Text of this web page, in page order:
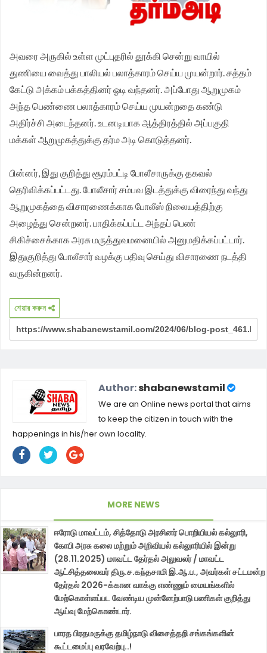
சங்க மாநில தலைவர் வேலுச்சாமி வேண்டுகோள்.
அவரை அருகில் உள்ள முட்புதரில் தூக்கி சென்று வாயில்
துணியை வைத்து பாலியல் பலாத்காரம் செய்ய முயன்றார். சத்தம்
கேட்டு அக்கம் பக்கத்தினர் ஓடி வந்தனர். அப்போது ஆறுமுகம்
அந்த பெண்ணை பலாத்காரம் செய்ய முயன்றதை கண்டு
அதிர்ச்சி அடைந்தனர். உடனடியாக ஆத்திரத்தில் அப்பகுதி
மக்கள் ஆறுமுகத்துக்கு தர்ம அடி கொடுத்தனர்.
பின்னர், இது குறித்து சூரம்பட்டி போலீசாருக்கு தகவல்
தெரிவிக்கப்பட்டது. போலீசார் சம்பவ இடத்துக்கு விரைந்து வந்து
ஆறுமுகத்தை விசாரணைக்காக போலீஸ் நிலையத்திற்கு
அழைத்து சென்றனர். பாதிக்கப்பட்ட அந்தப் பெண்
சிகிச்சைக்காக அரசு மருத்துவமனையில் அனுமதிக்கப்பட்டார்.
இதுகுறித்து போலீசார் வழக்கு பதிவு செய்து விசாரணை நடத்தி
வருகின்றனர்.
শেয়ার করুন
Author:shabanewstamil
We are an Online news portal that aims
to keep the citizen in touch with the
happenings in his/her own locality.
MORE NEWS
ஈரோடு மாவட்டம், சித்தோடு அரசினர் பொறியியல் கல்லுாரி,
கோபி அரசு கலை மற்றும் அறிவியல் கல்லுாரியில் இன்று
(28.11.2025) மாவட்ட தேர்தல் அலுவலர் / மாவட்ட
ஆட்சித்தலைவர் திரு.ச.கந்தசாமி இ.ஆ.ப., அவர்கள் சட்டமன்ற
தேர்தல் 2026-க்கான வாக்கு எண்ணும் மையங்களில்
மேற்கொள்ளப்பட வேண்டிய முன்னேற்பாடு பணிகள் குறித்து
ஆய்வு மேற்கொண்டார்.
பாரத பிரதமருக்கு தமிழ்நாடு விசைத்தறி சங்கங்களின்
கூட்டமைப்பு வரவேற்பு..!